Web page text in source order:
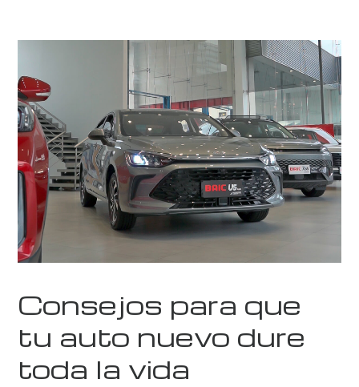
Consejos para que
tu auto nuevo dure
toda la vida